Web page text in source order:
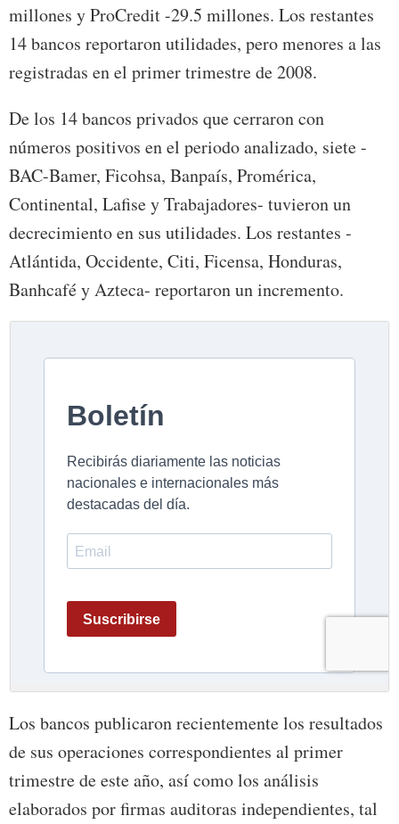
millones y ProCredit -29.5 millones. Los restantes
14 bancos reportaron utilidades, pero menores a las
registradas en el primer trimestre de 2008.
De los 14 bancos privados que cerraron con
números positivos en el periodo analizado, siete -
BAC-Bamer, Ficohsa, Banpaís, Promérica,
Continental, Lafise y Trabajadores- tuvieron un
decrecimiento en sus utilidades. Los restantes -
Atlántida, Occidente, Citi, Ficensa, Honduras,
Banhcafé y Azteca- reportaron un incremento.
Los bancos publicaron recientemente los resultados
de sus operaciones correspondientes al primer
trimestre de este año, así como los análisis
elaborados por firmas auditoras independientes, tal